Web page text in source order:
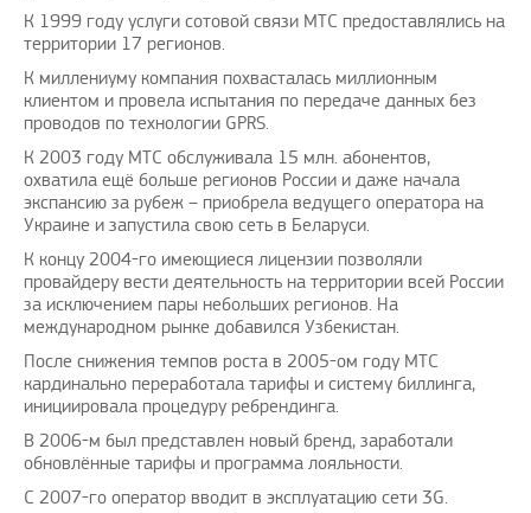
К 1999 году услуги сотовой связи МТС предоставлялись на
территории 17 регионов.
К миллениуму компания похвасталась миллионным
клиентом и провела испытания по передаче данных без
проводов по технологии GPRS.
К 2003 году МТС обслуживала 15 млн. абонентов,
охватила ещё больше регионов России и даже начала
экспансию за рубеж – приобрела ведущего оператора на
Украине и запустила свою сеть в Беларуси.
К концу 2004-го имеющиеся лицензии позволяли
провайдеру вести деятельность на территории всей России
за исключением пары небольших регионов. На
международном рынке добавился Узбекистан.
После снижения темпов роста в 2005-ом году МТС
кардинально переработала тарифы и систему биллинга,
инициировала процедуру ребрендинга.
В 2006-м был представлен новый бренд, заработали
обновлённые тарифы и программа лояльности.
С 2007-го оператор вводит в эксплуатацию сети 3G.